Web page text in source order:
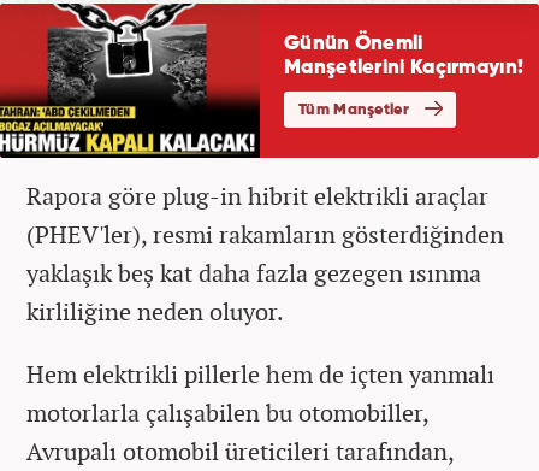
Rapora göre plug-in hibrit elektrikli araçlar
(PHEV'ler), resmi rakamların gösterdiğinden
yaklaşık beş kat daha fazla gezegen ısınma
kirliliğine neden oluyor.
Hem elektrikli pillerle hem de içten yanmalı
motorlarla çalışabilen bu otomobiller,
Avrupalı ​​otomobil üreticileri tarafından,